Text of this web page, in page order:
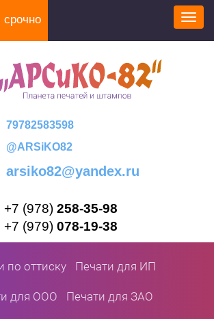
срочно
79782583598
@ARSiKO82
arsiko82@yandex.ru
+7 (978) 258-35-98
+7 (979) 078-19-38
по оттиску Печати для ИП
для ООО Печати для ЗАО